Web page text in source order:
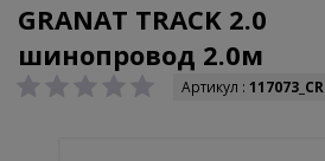
GRANAT TRACK 2.0
шинопровод 2.0м
Артикул : 117073_CR